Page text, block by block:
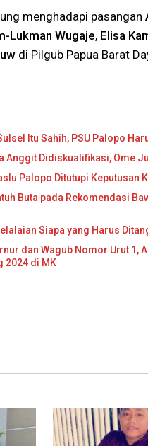
menghadapi pasangan
Lukman Wugaje, Elisa
di Pilgub Papua Barat
Itu Sahih, PSU Palopo
Anggit Didiskualifikasi, Ome
Palopo Ditutupi Keputusan
Buta pada Rekomendasi
Siapa yang Harus
dan Wagub Nomor Urut
2024 di MK